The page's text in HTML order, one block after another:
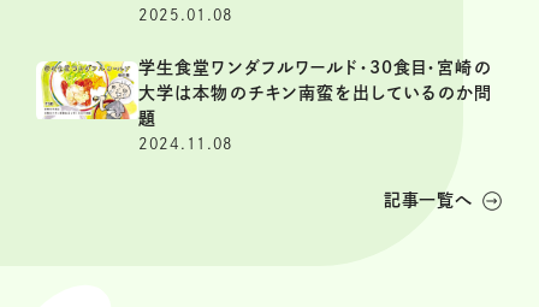
2025.01.08
学生食堂ワンダフルワールド・30食目・宮崎の
大学は本物のチキン南蛮を出しているのか問
題
2024.11.08
記事一覧へ